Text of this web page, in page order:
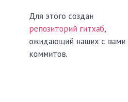
Для этого создан
репозиторий гитхаб,
ожидающий наших с вами
коммитов.